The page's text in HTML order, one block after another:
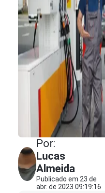
Por:
Lucas
Almeida
Publicado em 23 de
abr. de 2023 09:19:16